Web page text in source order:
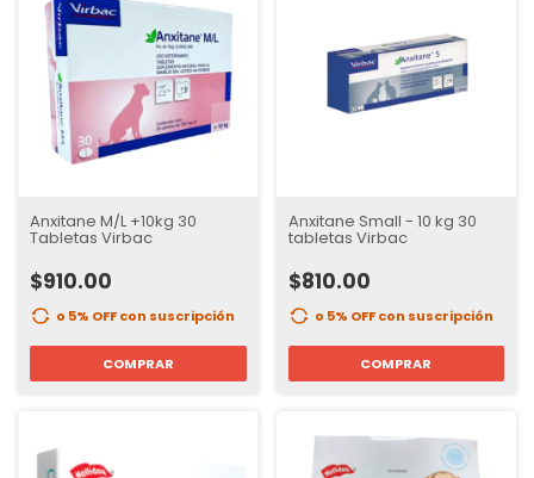
Anxitane M/L +10kg 30
Tabletas Virbac
$910.00
o 5% OFFcon suscripción
COMPRAR
Anxitane Small - 10 kg 30
tabletas Virbac
$810.00
o 5% OFFcon suscripción
COMPRAR